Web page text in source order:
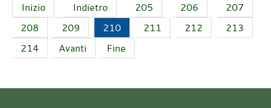
Inizio Indietro 205 206
207
208
209 210 211 212
213
214
Avanti Fine